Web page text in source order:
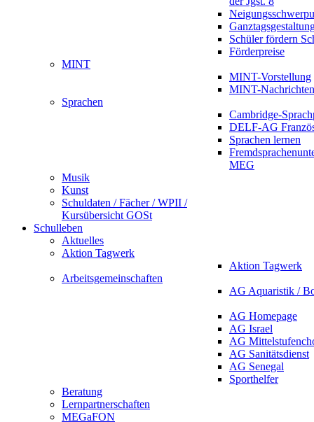
Schüler fördern
Förderpreise
MINT
MINT-Vorstellung
MINT-Nachrichten
Sprachen
Cambridge-
DELF-AG
Sprachen lernen
MEG
Musik
Kunst
Schuldaten / Fächer / WPII /
Kursübersicht GOSt
Schulleben
Aktuelles
Aktion Tagwerk
Aktion Tagwerk
Arbeitsgemeinschaften
AG Aquaristik /
AG Homepage
AG Israel
AG
AG Sanitätsdienst
AG Senegal
Sporthelfer
Beratung
Lernpartnerschaften
MEGaFON